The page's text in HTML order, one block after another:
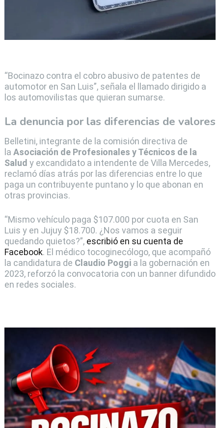
“Bocinazo contra el cobro abusivo de patentes de
automotor en San Luis”, señala el llamado dirigido a
los automovilistas que quieran sumarse.
La denuncia por las diferencias de valores
Belletini, integrante de la comisión directiva de
la Asociación de Profesionales y Técnicos de la
Salud y excandidato a intendente de Villa Mercedes,
reclamó días atrás por las diferencias entre lo que
paga un contribuyente puntano y lo que abonan en
otras provincias.
“Mismo vehículo paga $107.000 por cuota en San
Luis y en Jujuy $18.700. ¿Nos vamos a seguir
quedando quietos?”, escribió en su cuenta de
Facebook. El médico tocoginecólogo, que acompañó
la candidatura de Claudio Poggia la gobernación en
2023, reforzó la convocatoria con un banner difundido
en redes sociales.